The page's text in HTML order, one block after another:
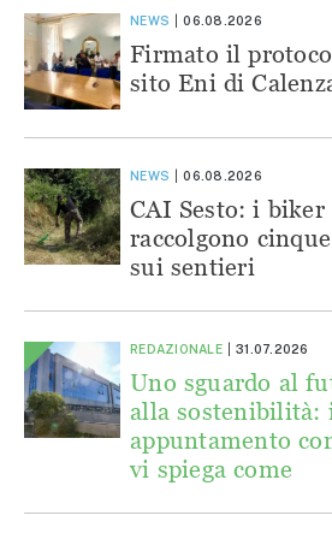
NEWS 06.08.2026
Firmato il
sito Eni di
NEWS 06.08.2026
CAI Sesto: i
raccolgono
sui sentieri
REDAZIONALE 31.07.2026
Uno sguardo al
alla sostenibilità:
appuntamento
vi spiega come